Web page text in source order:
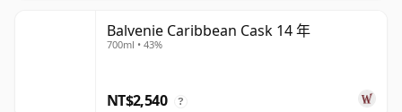
Balvenie Caribbean Cask 14 年
700ml • 43%
NT$2,540 ?